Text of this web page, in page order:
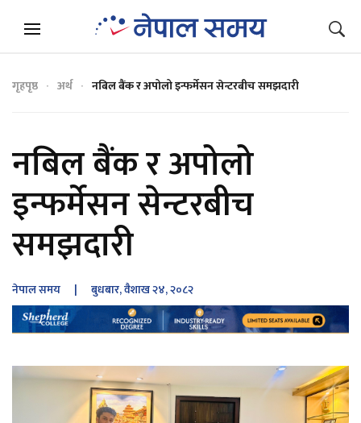
गृहपृष्ठ अर्थ नबिल बैंक र अपोलो इन्फर्मेसन सेन्टरबीच समझदारी
नबिल बैंक र अपोलो
इन्फर्मेसन सेन्टरबीच
समझदारी
नेपाल समय | बुधबार, वैशाख २४, २०८२